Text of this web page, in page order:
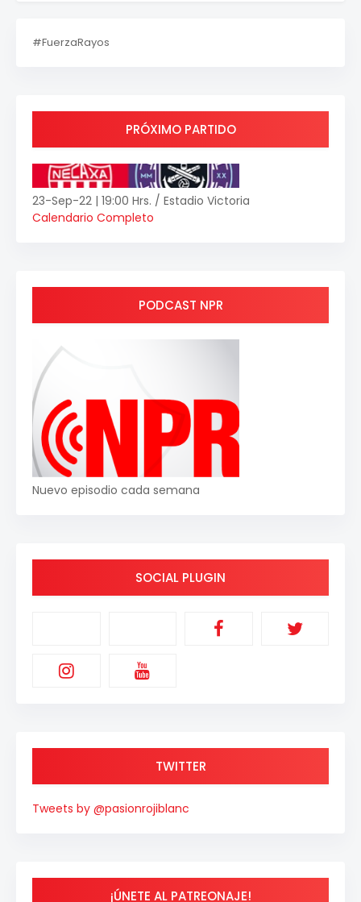
#FuerzaRayos
PRÓXIMO PARTIDO
23-Sep-22 | 19:00 Hrs. / Estadio Victoria
Calendario Completo
PODCAST NPR
Nuevo episodio cada semana
SOCIAL PLUGIN
TWITTER
Tweets by @pasionrojiblanc
¡ÚNETE AL PATREONAJE!